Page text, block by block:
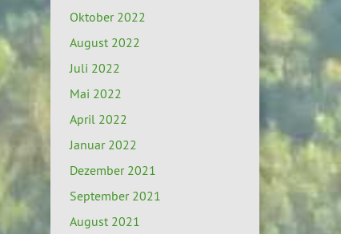
Oktober 2022
August 2022
Juli 2022
Mai 2022
April 2022
Januar 2022
Dezember 2021
September 2021
August 2021